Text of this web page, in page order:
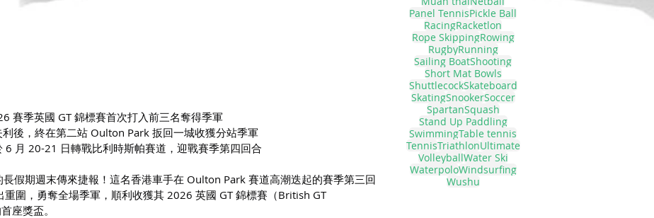
賽季英國 GT 錦標賽首次打入前三名奪得季軍
後，終在第二站 Oulton Park 扳回一城收獲分站季軍
6 月 20-21 日轉戰比利時斯帕賽道，迎戰賽季第四回合
假期週末傳來捷報！這名香港車手在 Oulton Park 賽道高潮迭起的賽季第三回
重圍，勇奪全場季軍，順利收獲其 2026 英國 GT 錦標賽（British GT
座獎盃。
Panel TennisPickle Ball
RacingRacketlon
Rope SkippingRowing
RugbyRunning
Sailing BoatShooting
Short Mat Bowls
ShuttlecockSkateboard
SkatingSnookerSoccer
SpartanSquash
Stand Up Paddling
SwimmingTable tennis
TennisTriathlonUltimate
VolleyballWater Ski
WaterpoloWindsurfing
Wushu